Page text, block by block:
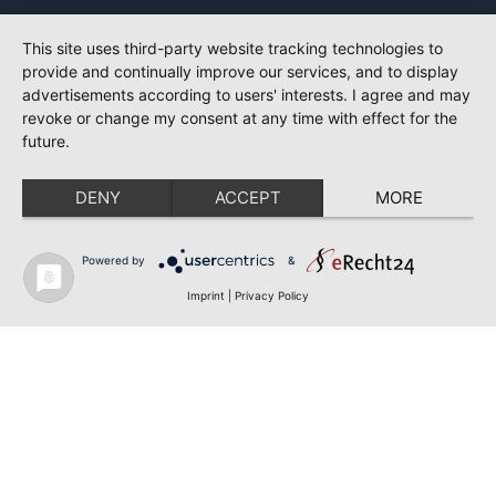
This site uses third-party website tracking technologies to
provide and continually improve our services, and to display
advertisements according to users' interests. I agree and may
revoke or change my consent at any time with effect for the
future.
DENY ACCEPT MORE
Powered by &
Imprint Privacy Policy